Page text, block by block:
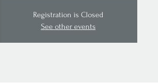
Registration is Closed
See other events